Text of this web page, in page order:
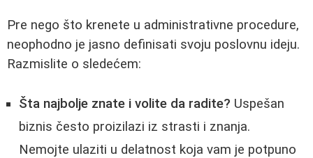
Pre nego što krenete u administrativne procedure,
neophodno je jasno definisati svoju poslovnu ideju.
Razmislite o sledećem:
Šta najbolje znate i volite da radite? Uspešan
biznis često proizilazi iz strasti i znanja.
Nemojte ulaziti u delatnost koja vam je potpuno